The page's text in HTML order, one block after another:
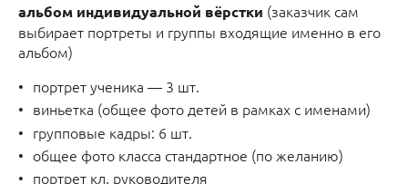
альбом индивидуальной вёрстки (заказчик сам
выбирает портреты и группы входящие именно в его
альбом)
портрет ученика — 3 шт.
виньетка (общее фото детей в рамках с именами)
групповые кадры: 6 шт.
общее фото класса стандартное (по желанию)
портрет кл. руководителя